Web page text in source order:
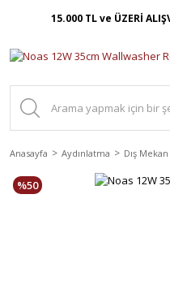
15.000 TL ve ÜZERİ
Anasayfa Aydınlatma Dış
%50